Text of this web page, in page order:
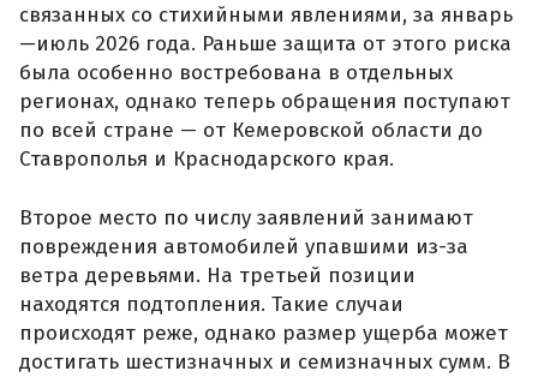
связанных со стихийными явлениями, за январь
—июль 2026 года. Раньше защита от этого риска
была особенно востребована в отдельных
регионах, однако теперь обращения поступают
по всей стране — от Кемеровской области до
Ставрополья и Краснодарского края.
Второе место по числу заявлений занимают
повреждения автомобилей упавшими из-за
ветра деревьями. На третьей позиции
находятся подтопления. Такие случаи
происходят реже, однако размер ущерба может
достигать шестизначных и семизначных сумм. В